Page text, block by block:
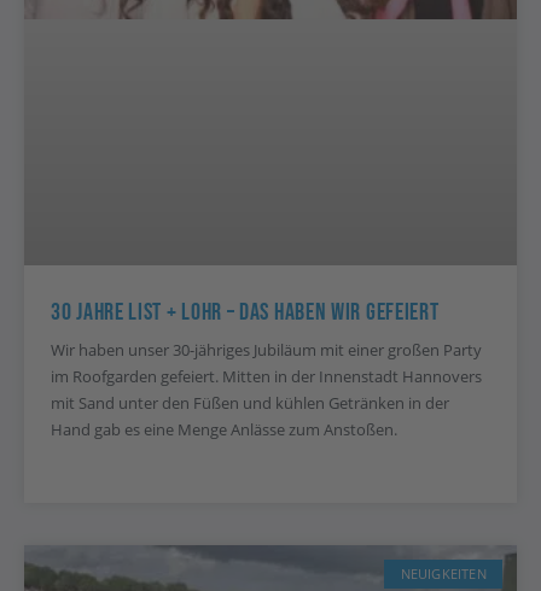
30 Jahre List + Lohr – Das Haben Wir Gefeiert
Wir haben unser 30-jähriges Jubiläum mit einer großen Party
im Roofgarden gefeiert. Mitten in der Innenstadt Hannovers
mit Sand unter den Füßen und kühlen Getränken in der
Hand gab es eine Menge Anlässe zum Anstoßen.
NEUIGKEITEN